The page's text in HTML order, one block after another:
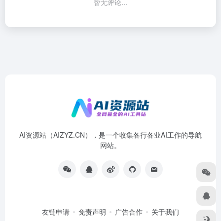
AI资源站（AIZYZ.CN），是一个收集各行各业AI工作的导航
网站。
友链申请 免责声明 广告合作 关于我们